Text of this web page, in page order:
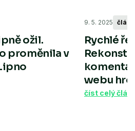
ožil.
proměnila v
9. 5. 2025
Rychlé
webu
číst celý